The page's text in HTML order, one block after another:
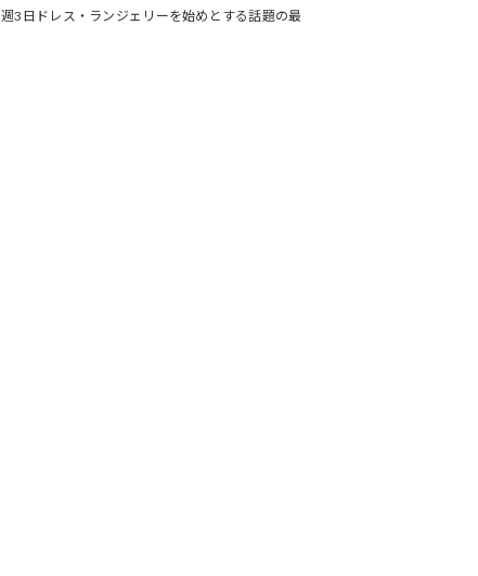
3日ドレス・ランジェリーを始めとする話題の最